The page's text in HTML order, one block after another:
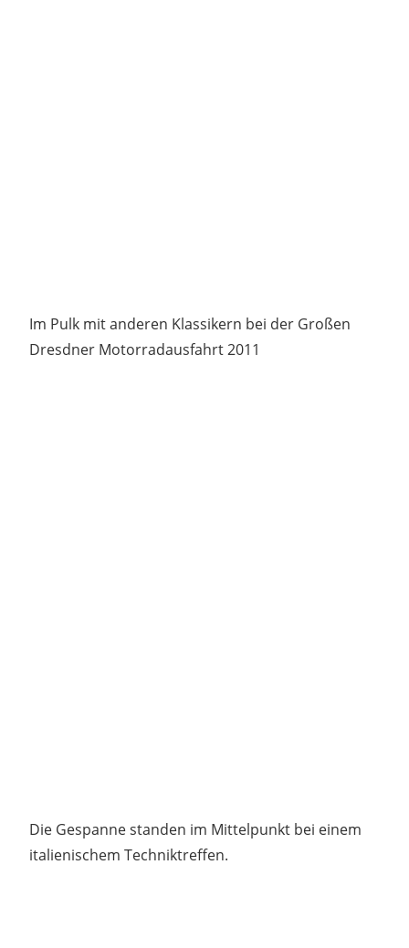
Im Pulk mit anderen Klassikern bei der Großen
Dresdner Motorradausfahrt 2011
Die Gespanne standen im Mittelpunkt bei einem
italienischem Techniktreffen.